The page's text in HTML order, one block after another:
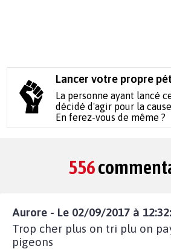
Lancer votre propre
La personne ayant lancé
décidé d'agir pour la
En ferez-vous de même ?
556
Aurore - Le 02/09/2017 à
Trop cher plus on tri plu on
pigeons